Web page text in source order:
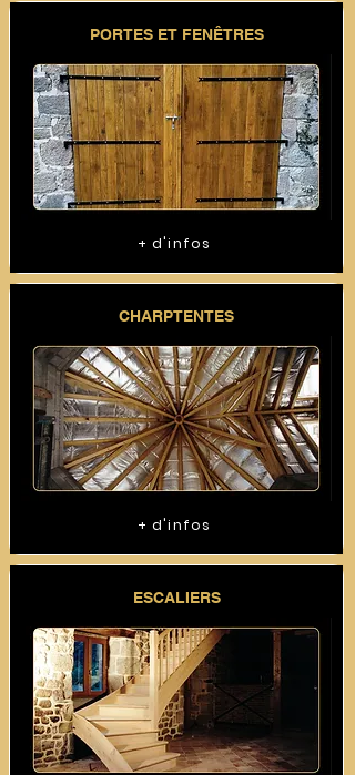
PORTES ET FENÊTRES
+ d'infos
CHARPTENTES
+ d'infos
ESCALIERS